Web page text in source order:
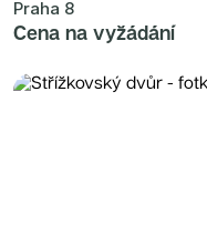
Praha 8
Cena na vyžádání